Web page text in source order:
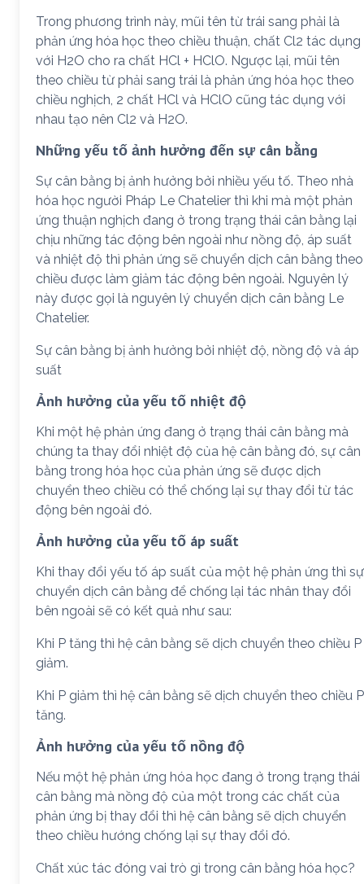
Trong phương trình này, mũi tên từ trái sang phải là
phản ứng hóa học theo chiều thuận, chất Cl2 tác dụng
với H2O cho ra chất HCl + HClO. Ngược lại, mũi tên
theo chiều từ phải sang trái là phản ứng hóa học theo
chiều nghịch, 2 chất HCl và HClO cũng tác dụng với
nhau tạo nên Cl2 và H2O.
Những yếu tố ảnh hưởng đến sự cân bằng
Sự cân bằng bị ảnh hưởng bởi nhiều yếu tố. Theo nhà
hóa học người Pháp Le Chatelier thì khi mà một phản
ứng thuận nghịch đang ở trong trạng thái cân bằng lại
chịu những tác động bên ngoài như nồng độ, áp suất
và nhiệt độ thì phản ứng sẽ chuyển dịch cân bằng theo
chiều được làm giảm tác động bên ngoài. Nguyên lý
này được gọi là nguyên lý chuyển dịch cân bằng Le
Chatelier.
Sự cân bằng bị ảnh hưởng bởi nhiệt độ, nồng độ và áp
suất
Ảnh hưởng của yếu tố nhiệt độ
Khi một hệ phản ứng đang ở trạng thái cân bằng mà
chúng ta thay đổi nhiệt độ của hệ cân bằng đó, sự cân
bằng trong hóa học của phản ứng sẽ được dịch
chuyển theo chiều có thể chống lại sự thay đổi từ tác
động bên ngoài đó.
Ảnh hưởng của yếu tố áp suất
Khi thay đổi yếu tố áp suất của một hệ phản ứng thì sự
chuyển dịch cân bằng để chống lại tác nhân thay đổi
bên ngoài sẽ có kết quả như sau:
Khi P tăng thì hệ cân bằng sẽ dịch chuyển theo chiều P
giảm.
Khi P giảm thì hệ cân bằng sẽ dịch chuyển theo chiều P
tăng.
Ảnh hưởng của yếu tố nồng độ
Nếu một hệ phản ứng hóa học đang ở trong trạng thái
cân bằng mà nồng độ của một trong các chất của
phản ứng bị thay đổi thì hệ cân bằng sẽ dịch chuyển
theo chiều hướng chống lại sự thay đổi đó.
Chất xúc tác đóng vai trò gì trong cân bằng hóa học?